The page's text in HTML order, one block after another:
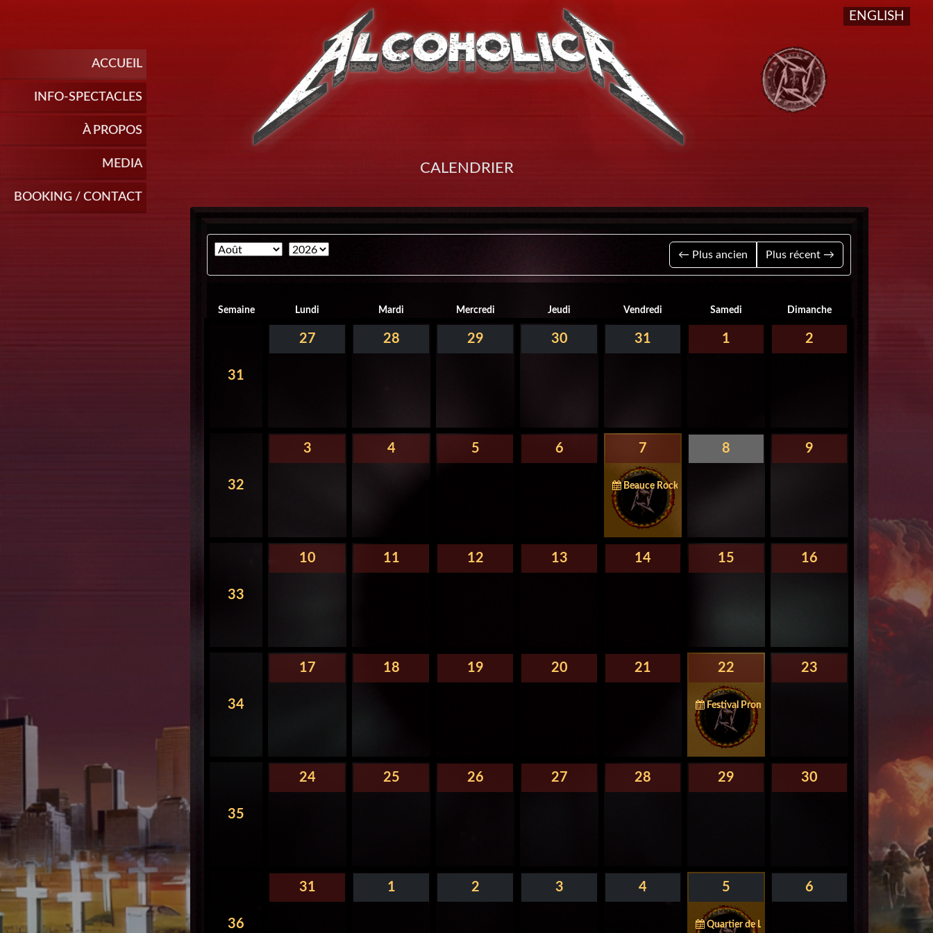
ENGLISH
ACCUEIL
INFO-SPECTACLES
À PROPOS
MEDIA
BOOKING / CONTACT
Calendrier
← Plus ancien Plus récent →
Semaine Lundi Mardi Mercredi Jeudi Vendredi Samedi Dimanche
31
27 28 29 30 31 1 2
32
3 4 5 6 7
Beauce Rock - Beauceville
8 9
33
10 11 12 13 14 15 16
34
17 18 19 20 21 22
Festival Promutuel de la Relève - Thetford Mines
23
35
24 25 26 27 28 29 30
36
31 1 2 3 4 5
Quartier de Lune - Québec
6